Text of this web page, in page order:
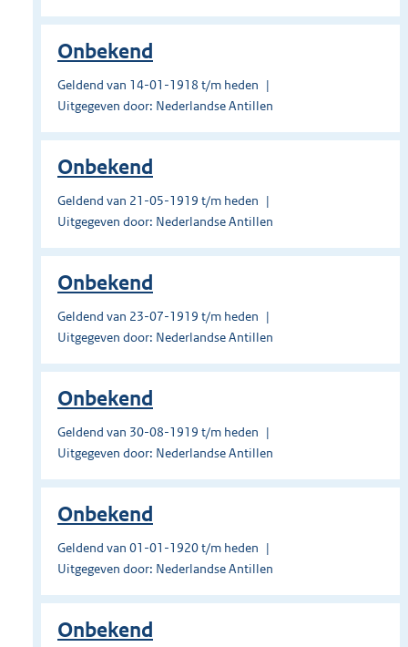
Onbekend
Geldend van 14-01-1918 t/m heden
Uitgegeven door: Nederlandse Antillen
Onbekend
Geldend van 21-05-1919 t/m heden
Uitgegeven door: Nederlandse Antillen
Onbekend
Geldend van 23-07-1919 t/m heden
Uitgegeven door: Nederlandse Antillen
Onbekend
Geldend van 30-08-1919 t/m heden
Uitgegeven door: Nederlandse Antillen
Onbekend
Geldend van 01-01-1920 t/m heden
Uitgegeven door: Nederlandse Antillen
Onbekend